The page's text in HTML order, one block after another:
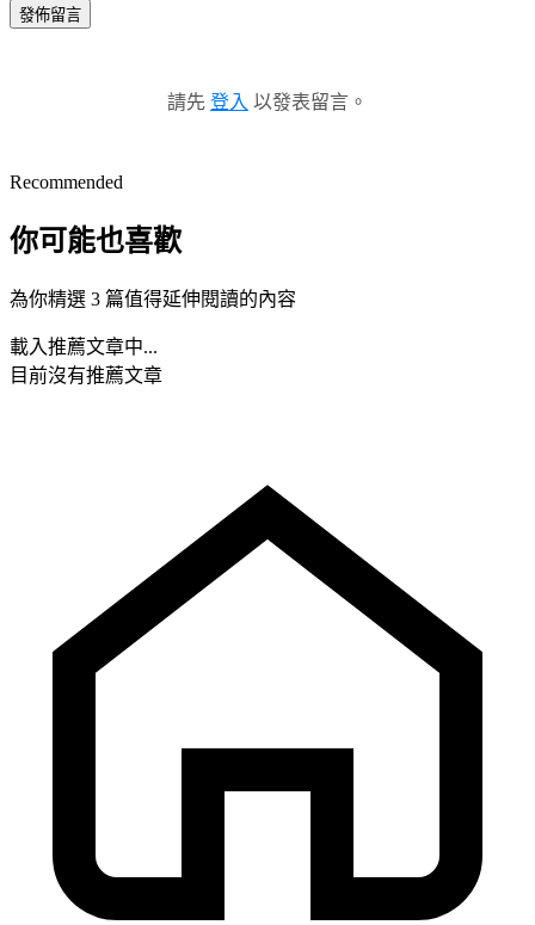
發佈留言
請先 登入 以發表留言。
Recommended
你可能也喜歡
為你精選 3 篇值得延伸閱讀的內容
載入推薦文章中...
目前沒有推薦文章